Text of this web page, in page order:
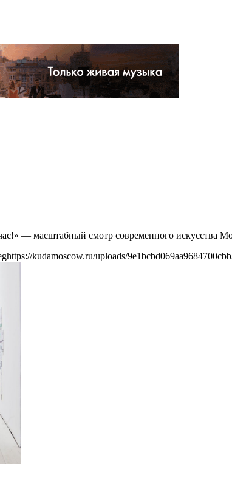
— масштабный смотр современного искусства
https://kudamoscow.ru/uploads/